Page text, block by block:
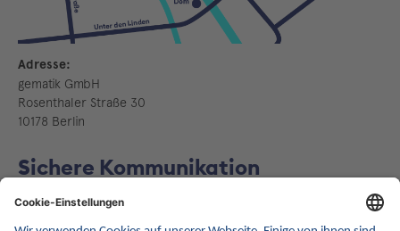
Adresse:
gematik GmbH
Rosenthaler Straße 30
10178 Berlin
Sichere Kommunikation
Verschlüsselte und signierte E-Mail